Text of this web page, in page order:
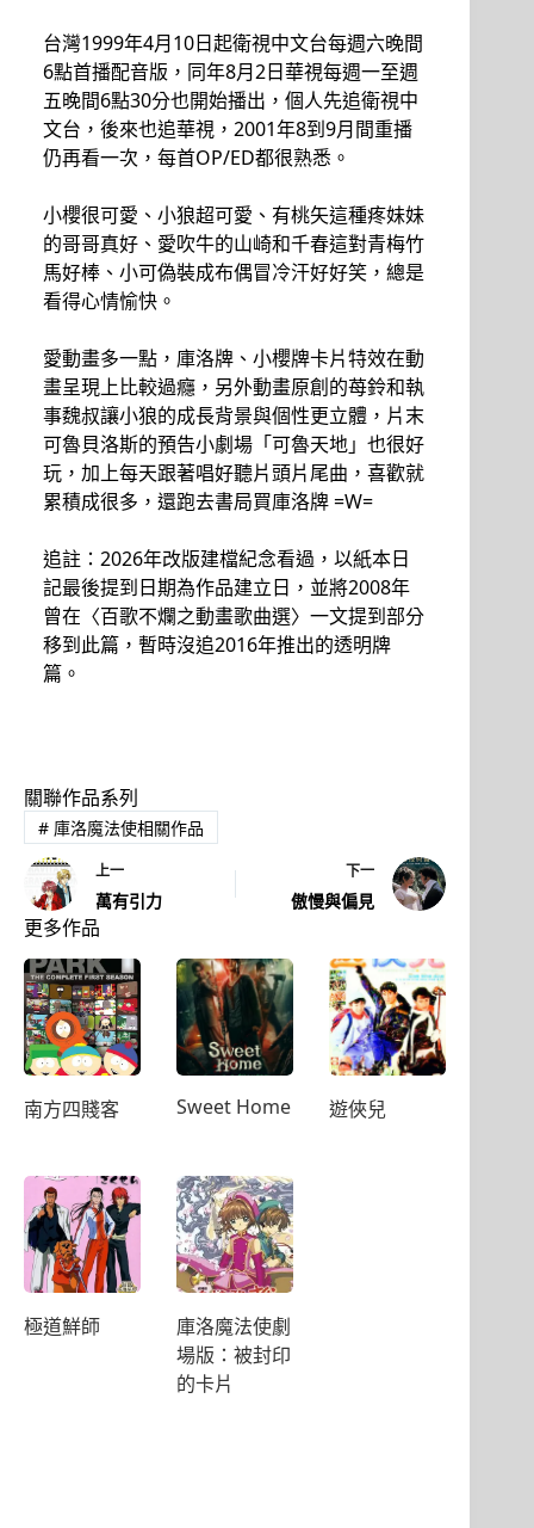
台灣1999年4月10日起衛視中文台每週六晚間
6點首播配音版，同年8月2日華視每週一至週
五晚間6點30分也開始播出，個人先追衛視中
文台，後來也追華視，2001年8到9月間重播
仍再看一次，每首OP/ED都很熟悉。
小櫻很可愛、小狼超可愛、有桃矢這種疼妹妹
的哥哥真好、愛吹牛的山崎和千春這對青梅竹
馬好棒、小可偽裝成布偶冒冷汗好好笑，總是
看得心情愉快。
愛動畫多一點，庫洛牌、小櫻牌卡片特效在動
畫呈現上比較過癮，另外動畫原創的苺鈴和執
事魏叔讓小狼的成長背景與個性更立體，片末
可魯貝洛斯的預告小劇場「可魯天地」也很好
玩，加上每天跟著唱好聽片頭片尾曲，喜歡就
累積成很多，還跑去書局買庫洛牌 =W=
追註：2026年改版建檔紀念看過，以紙本日
記最後提到日期為作品建立日，並將2008年
曾在〈百歌不爛之動畫歌曲選〉一文提到部分
移到此篇，暫時沒追2016年推出的透明牌
篇。
關聯作品系列
#庫洛魔法使相關作品
上一
萬有引力
下一
傲慢與偏見
更多作品
南方四賤客 Sweet Home 遊俠兒
極道鮮師
庫洛魔法使劇
場版：被封印
的卡片